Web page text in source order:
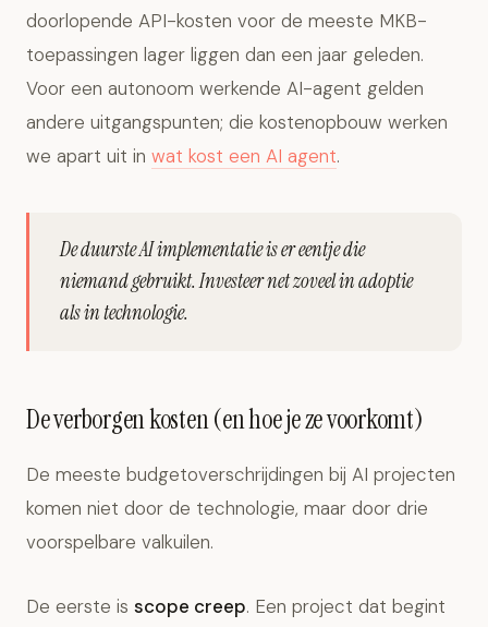
doorlopende API-kosten voor de meeste MKB-
toepassingen lager liggen dan een jaar geleden.
Voor een autonoom werkende AI-agent gelden
andere uitgangspunten; die kostenopbouw werken
we apart uit in wat kost een AI agent.
De duurste AI implementatie is er eentje die
niemand gebruikt. Investeer net zoveel in adoptie
als in technologie.
De verborgen kosten (en hoe je ze voorkomt)
De meeste budgetoverschrijdingen bij AI projecten
komen niet door de technologie, maar door drie
voorspelbare valkuilen.
De eerste is scope creep. Een project dat begint